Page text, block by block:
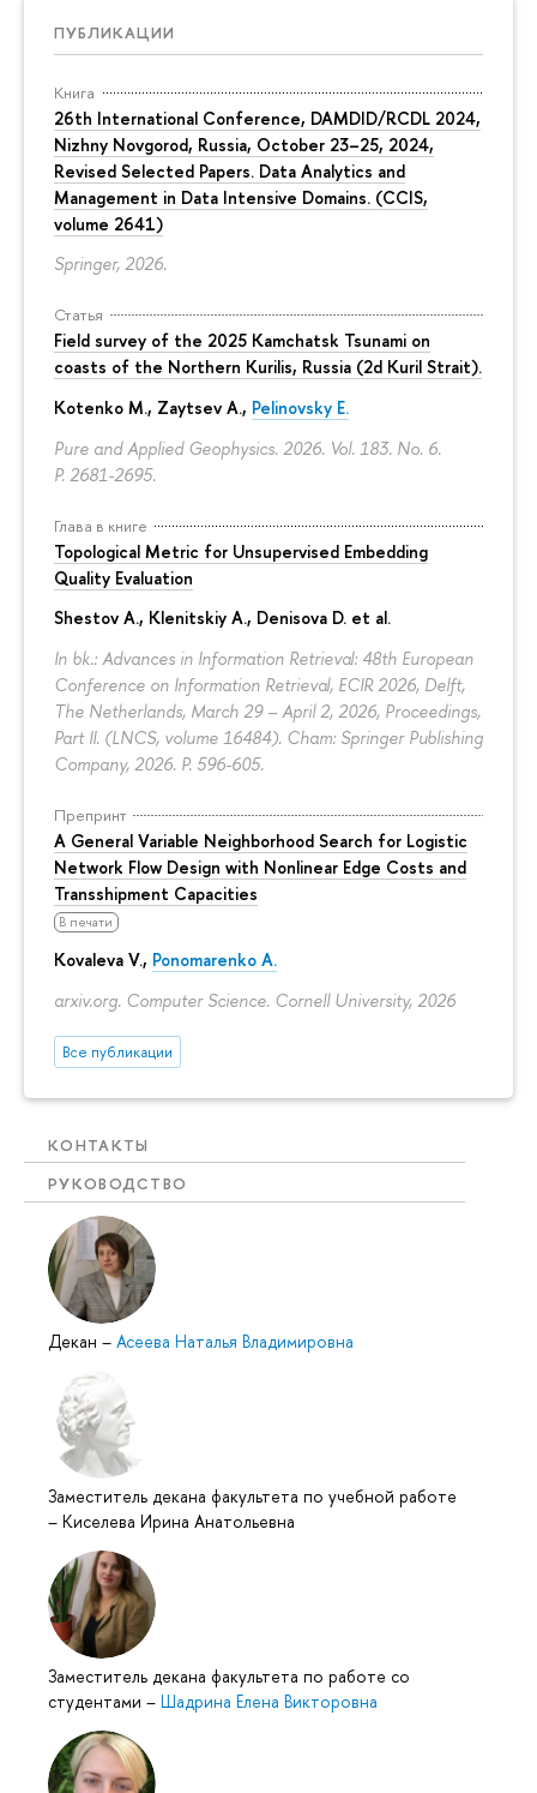
ПУБЛИКАЦИИ
Книга
26th International Conference, DAMDID/RCDL 2024,
Nizhny Novgorod, Russia, October 23–25, 2024,
Revised Selected Papers. Data Analytics and
Management in Data Intensive Domains. (CCIS,
volume 2641)
Springer, 2026.
Статья
Field survey of the 2025 Kamchatsk Tsunami on
coasts of the Northern Kurilis, Russia (2d Kuril Strait).
Kotenko M., Zaytsev A., Pelinovsky E.
Pure and Applied Geophysics. 2026. Vol. 183. No. 6.
P. 2681-2695.
Глава в книге
Topological Metric for Unsupervised Embedding
Quality Evaluation
Shestov A., Klenitskiy A., Denisova D. et al.
In bk.: Advances in Information Retrieval: 48th European
Conference on Information Retrieval, ECIR 2026, Delft,
The Netherlands, March 29 – April 2, 2026, Proceedings,
Part II. (LNCS, volume 16484). Cham: Springer Publishing
Company, 2026. P. 596-605.
Препринт
A General Variable Neighborhood Search for Logistic
Network Flow Design with Nonlinear Edge Costs and
Transshipment Capacities
В печати
Kovaleva V., Ponomarenko A.
arxiv.org. Computer Science. Cornell University, 2026
Все публикации
КОНТАКТЫ
РУКОВОДСТВО
Декан – Асеева Наталья Владимировна
Заместитель декана факультета по учебной работе
– Киселева Ирина Анатольевна
Заместитель декана факультета по работе со
студентами – Шадрина Елена Викторовна